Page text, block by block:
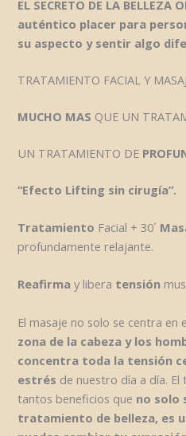
EL SECRETO DE LA BELLEZA
auténtico placer para
su aspecto y sentir algo
TRATAMIENTO FACIAL Y
MUCHO MAS QUE UN
UN TRATAMIENTO DE
“Efecto Lifting sin cirugía”.
Tratamiento Facial + 30´
profundamente relajante.
Reafirmay libera tensión
El masaje no solo se centra en
zona de la cabeza y los
concentra toda la tensión
estrés de nuestro día a día.
tantos beneficios que no solo
tratamiento de belleza, es